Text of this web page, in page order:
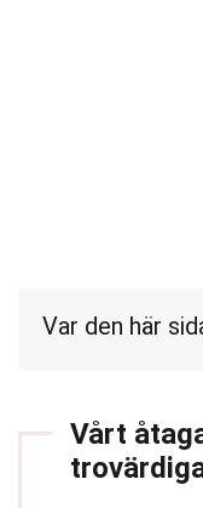
Var den här
Vårt